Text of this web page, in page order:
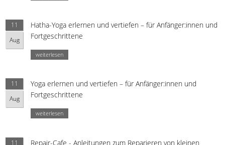
11
Aug
Hatha-Yoga erlernen und vertiefen – für Anfänger:innen und
Fortgeschrittene
weiterlesen
11
Aug
Yoga erlernen und vertiefen – für Anfänger:innen und
Fortgeschrittene
weiterlesen
11
Repair-Cafe - Anleitungen zum Reparieren von kleinen